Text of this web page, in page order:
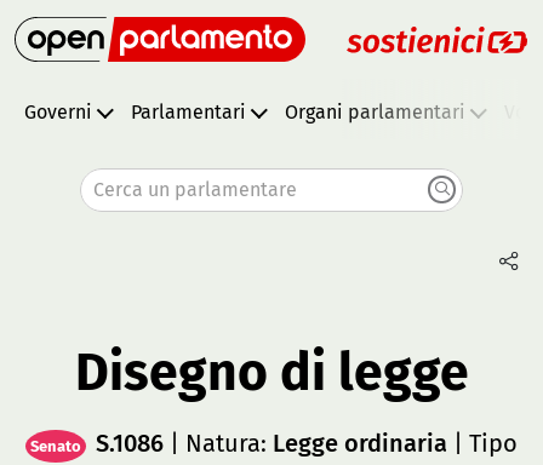
Governi Parlamentari Organi parlamentari
Cerca un parlamentare
Disegno di legge
Senato S.1086 | Natura: Legge ordinaria | Tipo